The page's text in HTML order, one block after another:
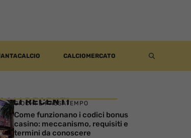
CALCIOMERCATO
RECENTI
GIOCHI E PASSATEMPO
Come funzionano i codici bonus
casino: meccanismo, requisiti e
termini da conoscere